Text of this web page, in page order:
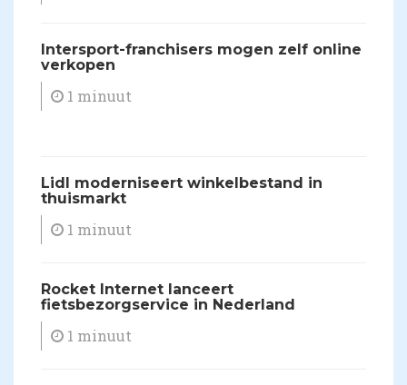
Intersport-franchisers mogen zelf online
verkopen
1 minuut
​Lidl moderniseert winkelbestand in
thuismarkt
1 minuut
​Rocket Internet lanceert
fietsbezorgservice in Nederland
1 minuut